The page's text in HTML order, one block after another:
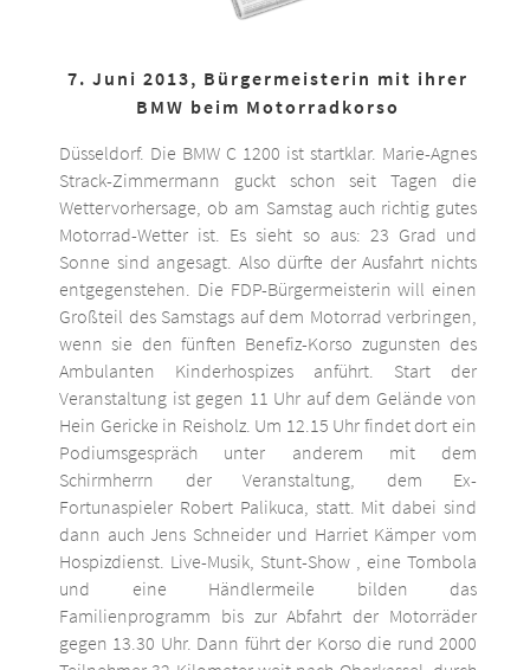
7. Juni 2013, Bürgermeisterin mit ihrer
BMW beim Motorradkorso
Düsseldorf. Die BMW C 1200 ist startklar. Marie-Agnes
Strack-Zimmermann guckt schon seit Tagen die
Wettervorhersage, ob am Samstag auch richtig gutes
Motorrad-Wetter ist. Es sieht so aus: 23 Grad und
Sonne sind angesagt. Also dürfte der Ausfahrt nichts
entgegenstehen. Die FDP-Bürgermeisterin will einen
Großteil des Samstags auf dem Motorrad verbringen,
wenn sie den fünften Benefiz-Korso zugunsten des
Ambulanten Kinderhospizes anführt. Start der
Veranstaltung ist gegen 11 Uhr auf dem Gelände von
Hein Gericke in Reisholz. Um 12.15 Uhr findet dort ein
Podiumsgespräch unter anderem mit dem
Schirmherrn der Veranstaltung, dem Ex-
Fortunaspieler Robert Palikuca, statt. Mit dabei sind
dann auch Jens Schneider und Harriet Kämper vom
Hospizdienst. Live-Musik, Stunt-Show , eine Tombola
und eine Händlermeile bilden das
Familienprogramm bis zur Abfahrt der Motorräder
gegen 13.30 Uhr. Dann führt der Korso die rund 2000